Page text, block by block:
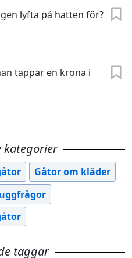
lyfta på hatten för?
tappar en krona i
kategorier
Gåtor om kläder
taggar